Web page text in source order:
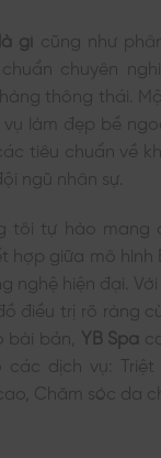
gì
cũng như
chuyên
thông thái.
vụ làm đẹp bề
tiêu chuẩn về
ngũ nhân sự.
tôi tự hào mang
hợp giữa mô hình
nghệ hiện đại.
điều trị rõ ràng
bài bản, YB Spa
dịch vụ: Triệt
Chăm sóc da